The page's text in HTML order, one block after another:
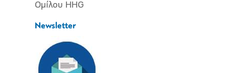
Ομίλου HHG
Newsletter